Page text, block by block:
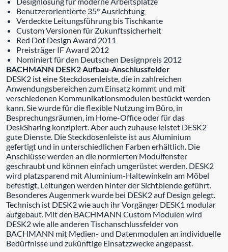
Benutzerorientierte 35° Ausrichtung
Verdeckte Leitungsführung bis Tischkante
Custom Versionen für Zukunftssicherheit
Red Dot Design Award 2011
Preisträger IF Award 2012
Nominiert für den Deutschen Designpreis 2012
BACHMANN DESK2 Aufbau-Anschlussfelder
DESK2 ist eine Steckdosenleiste, die in zahlreichen
Anwendungsbereichen zum Einsatz kommt und mit
verschiedenen Kommunikationsmodulen bestückt werden
kann. Sie wurde für die flexible Nutzung im Büro, in
Besprechungsräumen, im Home-Office oder für das
DeskSharing konzipiert. Aber auch zuhause leistet DESK2
gute Dienste. Die Steckdosenleiste ist aus Aluminium
gefertigt und in unterschiedlichen Farben erhältlich. Die
Anschlüsse werden an die normierten Modulfenster
geschraubt und können einfach umgerüstet werden. DESK2
wird platzsparend mit Aluminium-Haltewinkeln am Möbel
befestigt, Leitungen werden hinter der Sichtblende geführt.
Besonderes Augenmerk wurde bei DESK2 auf Design gelegt.
Technisch ist DESK2 wie auch ihr Vorgänger DESK1 modular
aufgebaut. Mit den BACHMANN Custom Modulen wird
DESK2 wie alle anderen Tischanschlussfelder von
BACHMANN mit Medien- und Datenmodulen an individuelle
Bedürfnisse und zukünftige Einsatzzwecke angepasst.